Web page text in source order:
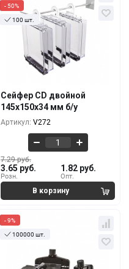
- 50%
100 шт.
Сейфер CD двойной
145х150х34 мм б/у
Артикул: V272
Розн.
7.29 руб.
3.65 руб.
Опт.
1.82 руб.
Кол-во За 1 шт.
7.29 руб.
100+
3.28 руб.
- 9%
100000 шт.
Кол-во За 1 шт.